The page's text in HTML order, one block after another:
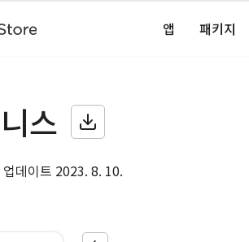
앱 패키지
스
업데이트 2023. 8. 10.